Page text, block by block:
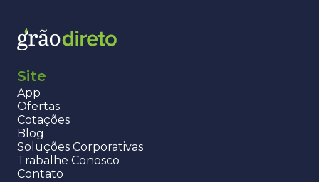
Site
App
Ofertas
Cotações
Blog
Soluções Corporativas
Trabalhe Conosco
Contato